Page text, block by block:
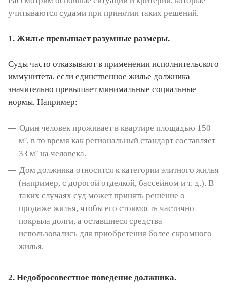
учитываются судами при принятии таких решений.
1. Жилье превышает разумные размеры.
Суды часто отказывают в применении исполнительского
иммунитета, если единственное жилье должника
значительно превышает минимальные социальные
нормы. Например:
Один человек проживает в квартире площадью 150
м², в то время как региональный стандарт составляет
33 м² на человека.
Дом должника относится к категории элитного жилья
(например, с дорогой отделкой, бассейном и т. д.). В
таких случаях суд может принять решение о
продаже жилья, чтобы его стоимость частично
покрыла долги, а оставшиеся средства
использовались для приобретения более скромного
жилья.
2. Недобросовестное поведение должника.